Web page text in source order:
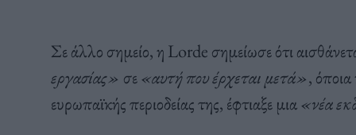
Σε άλλο σημείο, η Lorde σημείωσε ότι
εργασίας» σε«αυτή που έρχεται μετά»,
ευρωπαϊκής περιοδείας της, έφτιαξε μια«νέα